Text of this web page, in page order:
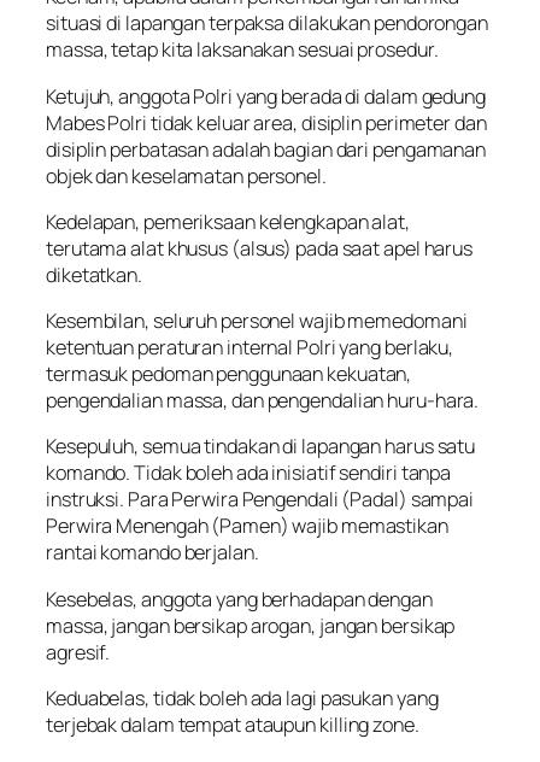
situasi di lapangan terpaksa dilakukan pendorongan
massa, tetap kita laksanakan sesuai prosedur.
Ketujuh, anggota Polri yang berada di dalam gedung
Mabes Polri tidak keluar area, disiplin perimeter dan
disiplin perbatasan adalah bagian dari pengamanan
objek dan keselamatan personel.
Kedelapan, pemeriksaan kelengkapan alat,
terutama alat khusus (alsus) pada saat apel harus
diketatkan.
Kesembilan, seluruh personel wajib memedomani
ketentuan peraturan internal Polri yang berlaku,
termasuk pedoman penggunaan kekuatan,
pengendalian massa, dan pengendalian huru-hara.
Kesepuluh, semua tindakan di lapangan harus satu
komando. Tidak boleh ada inisiatif sendiri tanpa
instruksi. Para Perwira Pengendali (Padal) sampai
Perwira Menengah (Pamen) wajib memastikan
rantai komando berjalan.
Kesebelas, anggota yang berhadapan dengan
massa, jangan bersikap arogan, jangan bersikap
agresif.
Keduabelas, tidak boleh ada lagi pasukan yang
terjebak dalam tempat ataupunkilling zone.